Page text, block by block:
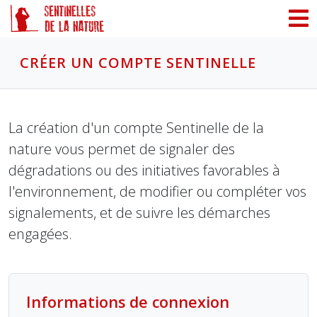
CRÉER UN COMPTE SENTINELLE
La création d'un compte Sentinelle de la
nature vous permet de signaler des
dégradations ou des initiatives favorables à
l'environnement, de modifier ou compléter vos
signalements, et de suivre les démarches
engagées.
Informations de connexion
Panneau de gestion des cookies